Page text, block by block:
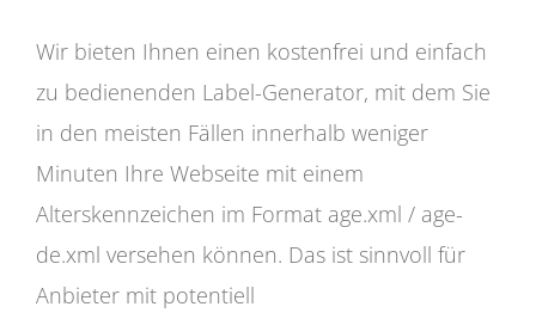
Wir bieten Ihnen einen kostenfrei und einfach
zu bedienenden Label-Generator, mit dem Sie
in den meisten Fällen innerhalb weniger
Minuten Ihre Webseite mit einem
Alterskennzeichen im Format age.xml / age-
de.xml versehen können. Das ist sinnvoll für
Anbieter mit potentiell